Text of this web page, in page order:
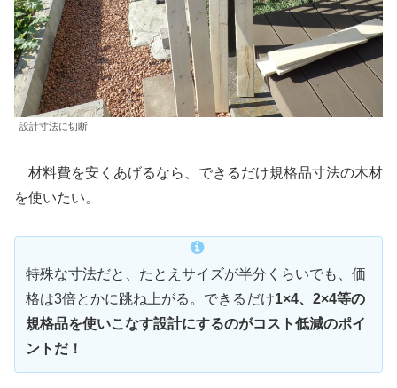
設計寸法に切断
材料費を安くあげるなら、できるだけ規格品寸法の木材
を使いたい。
特殊な寸法だと、たとえサイズが半分くらいでも、価
格は3倍とかに跳ね上がる。できるだけ1×4、2×4等の
規格品を使いこなす設計にするのがコスト低減のポイ
ントだ！